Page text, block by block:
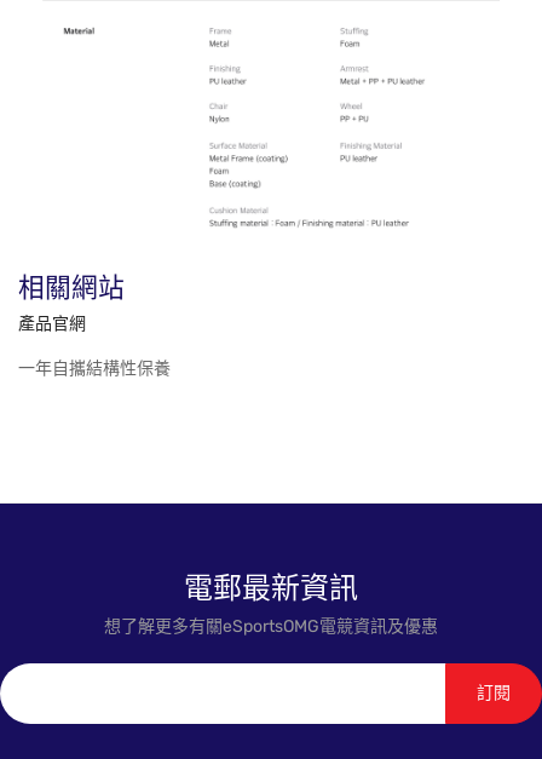
相關網站
產品官網
一年自攜結構性保養
電郵最新資訊
想了解更多有關eSportsOMG電競資訊及優惠
訂閱